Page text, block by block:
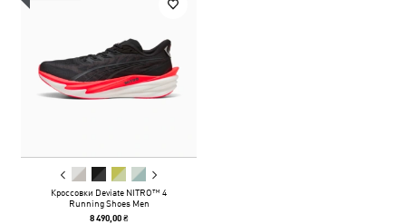
Кроссовки Deviate NITRO™ 4
Running Shoes Men
8 490,00 ₴